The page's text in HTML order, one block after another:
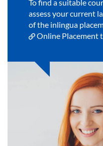
To find a suitable
assess your current
of the inlingua
Online Placement